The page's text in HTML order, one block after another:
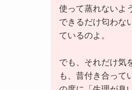
使って蒸れないよ
できるだけ匂わな
ているのよ。
でも、それだけ気
も、昔付き合って